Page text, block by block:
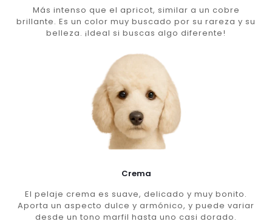
Más intenso que el apricot, similar a un cobre
brillante. Es un color muy buscado por su rareza y su
belleza. ¡Ideal si buscas algo diferente!
Crema
El pelaje crema es suave, delicado y muy bonito.
Aporta un aspecto dulce y armónico, y puede variar
desde un tono marfil hasta uno casi dorado.